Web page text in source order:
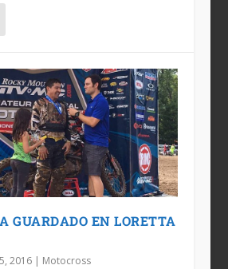
GUARDADO EN LORETTA
2016| Motocross